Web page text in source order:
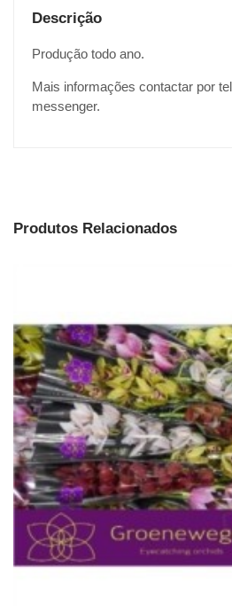
Descrição
Produção todo ano.
Mais informações contactar por
messenger.
Produtos Relacionados